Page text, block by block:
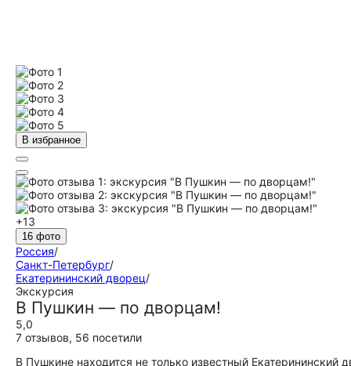
В избранное
+13
16 фото
Россия/
Санкт-Петербург/
Екатерининский дворец/
Экскурсия
В Пушкин — по дворцам!
5,0
7 отзывов, 56 посетили
В Пушкине находится не только известный Екатерининский